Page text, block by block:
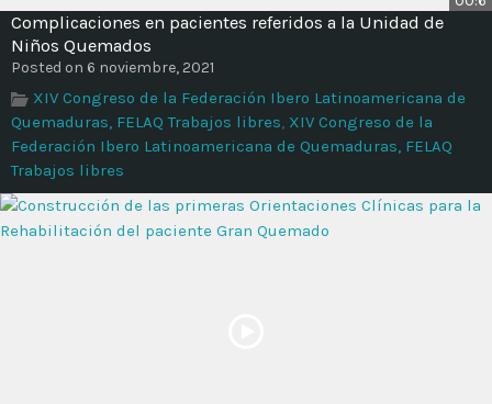
Time
Complicaciones en pacientes referidos a la Unidad de
Niños Quemados
Posted on 6 noviembre, 2021
XIV Congreso de la Federación Ibero Latinoamericana de
Quemaduras, FELAQ Trabajos libres, XIV Congreso de la
Federación Ibero Latinoamericana de Quemaduras, FELAQ
Trabajos libres